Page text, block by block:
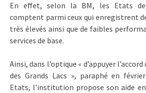
En effet, selon la BM, les Etats
comptent parmi ceux qui enregistrent
très élevés ainsi que de faibles
services de base.
Ainsi, dans l’optique « d’appuyer
des Grands Lacs », paraphé en
Etats, l’institution propose son aide